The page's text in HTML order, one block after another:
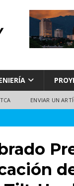
ENVIAR UN